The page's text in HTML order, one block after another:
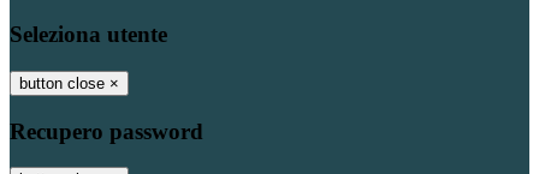
Seleziona utente
button close ×
Recupero password